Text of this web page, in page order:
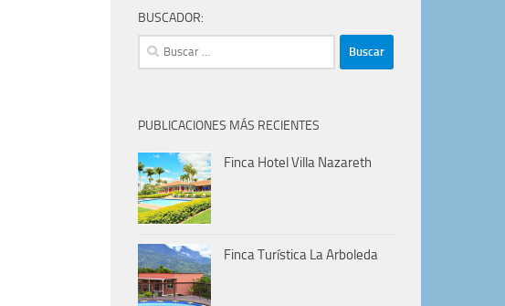
BUSCADOR:
Buscar:
PUBLICACIONES MÁS RECIENTES
Finca Hotel Villa Nazareth
Finca Turística La Arboleda